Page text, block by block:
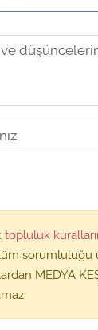
topluluk
sorumluluğu
MEDYA